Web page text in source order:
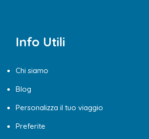
Info Utili
Chi siamo
Blog
Personalizza il tuo viaggio
Preferite